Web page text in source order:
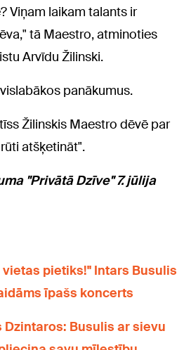
Viņam laikam talants ir
tā Maestro, atminoties
Arvīdu Žilinski.
panākumus.
Žilinskis Maestro dēvē par
atšķetināt".
"Privātā Dzīve" 7. jūlija
pietiks!" Intars Busulis
īpašs koncerts
Busulis ar sievu